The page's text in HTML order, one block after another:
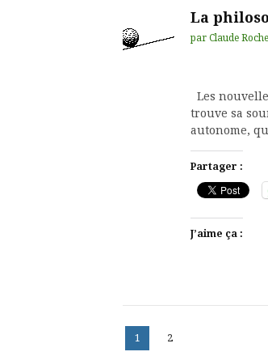
La
par Claude
Les
trouve sa
autonome,
Partager :
J’aime ça :
Pagination
Page
1 Page
2